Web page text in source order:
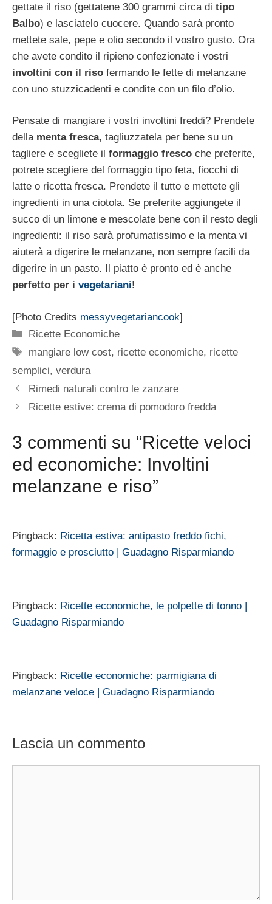
gettate il riso (gettatene 300 grammi circa di tipo
Balbo) e lasciatelo cuocere. Quando sarà pronto
mettete sale, pepe e olio secondo il vostro gusto. Ora
che avete condito il ripieno confezionate i vostri
involtini con il riso fermando le fette di melanzane
con uno stuzzicadenti e condite con un filo d’olio.
Pensate di mangiare i vostri involtini freddi? Prendete
della menta fresca, tagliuzzatela per bene su un
tagliere e scegliete il formaggio fresco che preferite,
potrete scegliere del formaggio tipo feta, fiocchi di
latte o ricotta fresca. Prendete il tutto e mettete gli
ingredienti in una ciotola. Se preferite aggiungete il
succo di un limone e mescolate bene con il resto degli
ingredienti: il riso sarà profumatissimo e la menta vi
aiuterà a digerire le melanzane, non sempre facili da
digerire in un pasto. Il piatto è pronto ed è anche
perfetto per i vegetariani!
[Photo Credits messyvegetariancook]
Categorie
Ricette Economiche
Tag
mangiare low cost, ricette economiche, ricette
semplici, verdura
Rimedi naturali contro le zanzare
Ricette estive: crema di pomodoro fredda
3 commenti su “Ricette veloci
ed economiche: Involtini
melanzane e riso”
Pingback: Ricetta estiva: antipasto freddo fichi,
formaggio e prosciutto | Guadagno Risparmiando
Pingback: Ricette economiche, le polpette di tonno |
Guadagno Risparmiando
Pingback: Ricette economiche: parmigiana di
melanzane veloce | Guadagno Risparmiando
Lascia un commento